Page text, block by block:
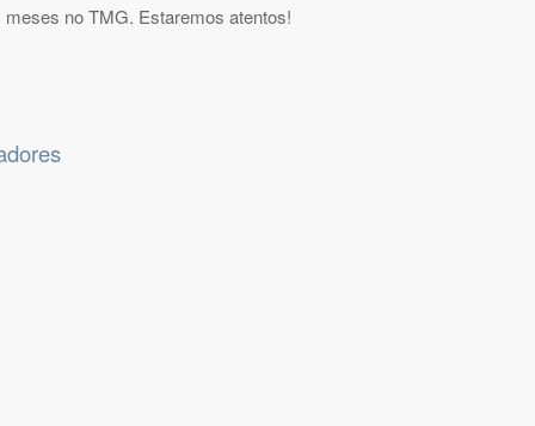
no TMG. Estaremos atentos!